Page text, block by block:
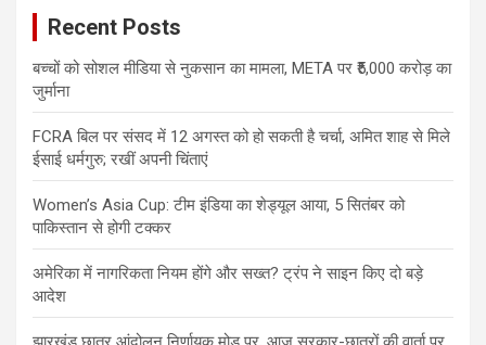
Recent Posts
बच्चों को सोशल मीडिया से नुकसान का मामला, META पर ₹5,000 करोड़ का
जुर्माना
FCRA बिल पर संसद में 12 अगस्त को हो सकती है चर्चा, अमित शाह से मिले
ईसाई धर्मगुरु; रखीं अपनी चिंताएं
Women’s Asia Cup: टीम इंडिया का शेड्यूल आया, 5 सितंबर को
पाकिस्तान से होगी टक्कर
अमेरिका में नागरिकता नियम होंगे और सख्त? ट्रंप ने साइन किए दो बड़े
आदेश